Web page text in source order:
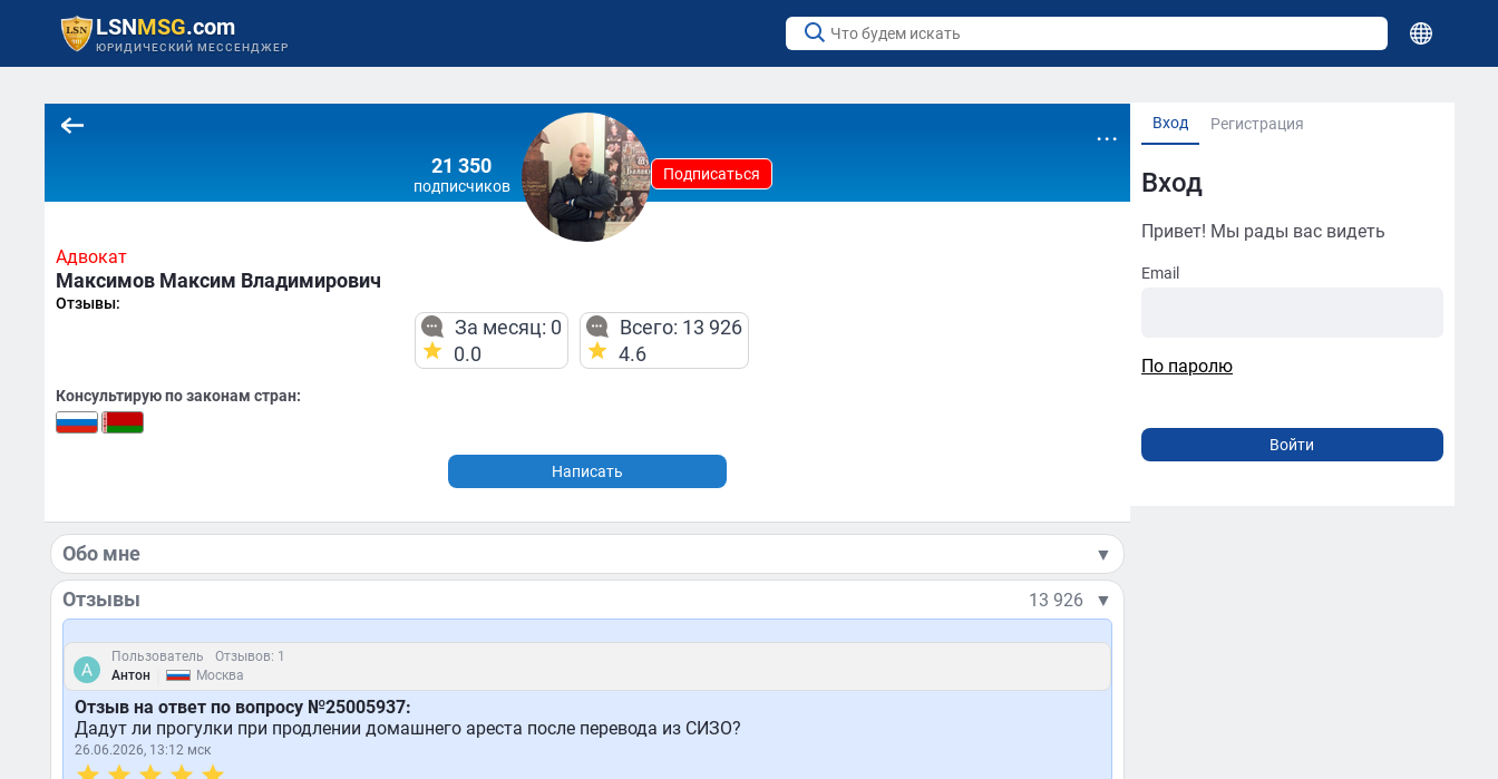
LSNMSG.com
ЮРИДИЧЕСКИЙ МЕССЕНДЖЕР
Вход Регистрация
Вход
Привет! Мы рады вас видеть
Email
По паролю
21 350
подписчиков
Подписаться
...
Адвокат
Максимов Максим Владимирович
Отзывы:
За месяц: 0
0.0
Всего: 13 926
4.6
Консультирую по законам стран:
Написать
Обо мне ▼
Отзывы 13 926 ▼
Пользователь
Отзывов: 1
Антон
Москва
Отзыв на ответ по вопросу №25005937:
Дадут ли прогулки при продлении домашнего ареста после перевода из СИЗО?
26.06.2026, 13:12 мск